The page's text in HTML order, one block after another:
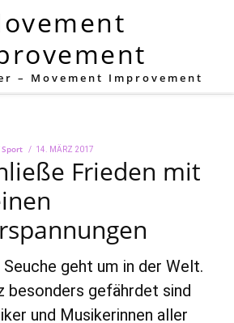
– Movement Improvement
Nacken
Sport
POSTED
ON
14. MÄRZ 2017
AUGUST
2022
Frieden mit
Seuche geht um in der Welt.
besonders gefährdet sind
und Musikerinnen aller